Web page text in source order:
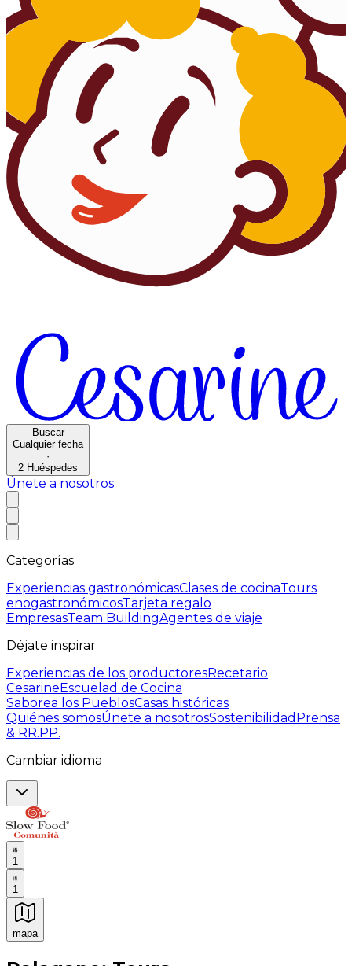
Buscar
Cualquier fecha
·
2 Huéspedes
Únete a nosotros
Categorías
Experiencias gastronómicasClases de cocinaTours
enogastronómicosTarjeta regalo
EmpresasTeam BuildingAgentes de viaje
Déjate inspirar
Experiencias de los productoresRecetario
CesarineEscuelad de Cocina
Saborea los PueblosCasas históricas
Quiénes somosÚnete a nosotrosSostenibilidad Prensa
& RR.PP.
Cambiar idioma
1
1
mapa